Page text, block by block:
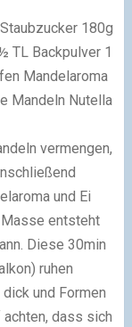
180g
TL Backpulver 1
Mandelaroma
Mandeln Nutella
vermengen,
und Ei
entsteht
Diese 30min
ruhen
und Formen
dass sich